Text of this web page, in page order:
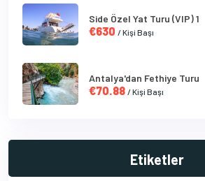
Side Özel Yat Turu (VIP) 1
€630 / Kişi Başı
Antalya'dan Fethiye Turu
€70.88 / Kişi Başı
Etiketler